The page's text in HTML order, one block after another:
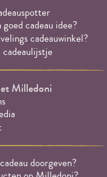
cadeau idee?
cadeauwinkel?
Milledoni
doorgeven?